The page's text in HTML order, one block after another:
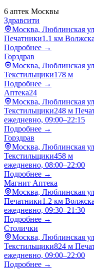
6 аптек Москвы
Здравсити
Москва, Люблинская
Печатники1.1 км
Подробнее →
Горздрав
Москва, Люблинская
Текстильщики178 м
Подробнее →
Аптека24
Москва, Люблинская
Текстильщики248 м
ежедневно, 09:00–22:15
Подробнее →
Горздрав
Москва, Люблинская
Текстильщики458 м
ежедневно, 08:00–22:00
Подробнее →
Магнит Аптека
Москва, Люблинская
Печатники1.2 км
ежедневно, 09:30–21:30
Подробнее →
Столички
Москва, Люблинская
Текстильщики824 м
ежедневно, 09:00–22:00
Подробнее →